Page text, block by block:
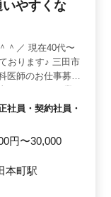
かす＞ 一般
、整形外科の
かせします。
質の高い医療
やすくな
＾／ 現在40代〜
おります♪ 三田市
医師のお仕事募集
問治療、一般歯
担当 ・一般歯
科検診 ポイント
ら徒歩4分程・完
なのでプライベ
社員・契約社員・
円〜30,000
本町駅